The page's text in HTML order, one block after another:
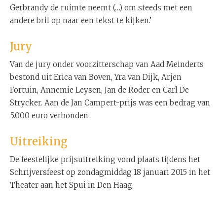
Gerbrandy de ruimte neemt (…) om steeds met een
andere bril op naar een tekst te kijken.’
Jury
Van de jury onder voorzitterschap van Aad Meinderts
bestond uit Erica van Boven, Yra van Dijk, Arjen
Fortuin, Annemie Leysen, Jan de Roder en Carl De
Strycker. Aan de Jan Campert-prijs was een bedrag van
5.000 euro verbonden.
Uitreiking
De feestelijke prijsuitreiking vond plaats tijdens het
Schrijversfeest op zondagmiddag 18 januari 2015 in het
Theater aan het Spui in Den Haag.